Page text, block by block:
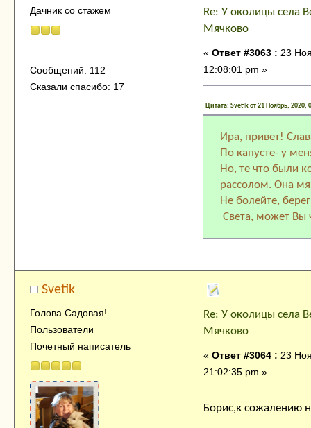
Дачник со стажем
Сообщений: 112
Сказали спасибо: 17
Re: У околицы села
Мячково
« Ответ #3063 : 23
12:08:01 pm »
Цитата: Svetik от 21 Ноябрь, 2020,
Ира, привет!
По капусте- у
Но, те что были
рассолом. Она
Не болейте,
Света, может Вы
Svetik
Голова Садовая!
Пользователи
Почетный написатель
Re: У околицы села
Мячково
« Ответ #3064 : 23
21:02:35 pm »
Борис,к сожалению